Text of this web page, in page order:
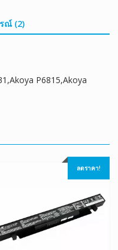
ณ์ (2)
P6815,Akoya
ลดราคา!